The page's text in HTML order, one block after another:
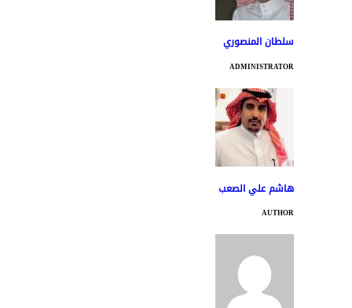
سلطان المنصوري
ADMINISTRATOR
هاشم علي الصعب
AUTHOR